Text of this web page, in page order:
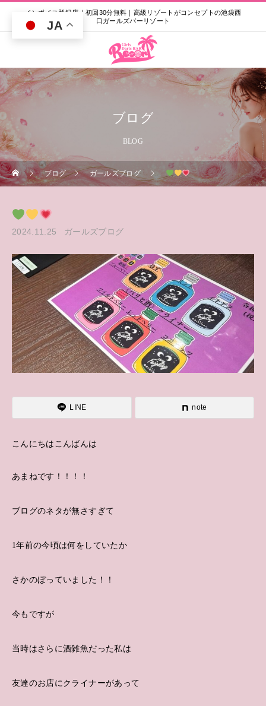
インボイス登録店｜初回30分無料｜高級リゾートがコンセプトの池袋西
口ガールズバーリゾート
ブログ
BLOG
ブログ ガールズブログ
2024.11.25 ガールズブログ
LINE note
こんにちはこんばんは
あまねです！！！！
ブログのネタが無さすぎて
1年前の今頃は何をしていたか
さかのぼっていました！！
今もですが
当時はさらに酒雑魚だった私は
友達のお店にクライナーがあって
JA